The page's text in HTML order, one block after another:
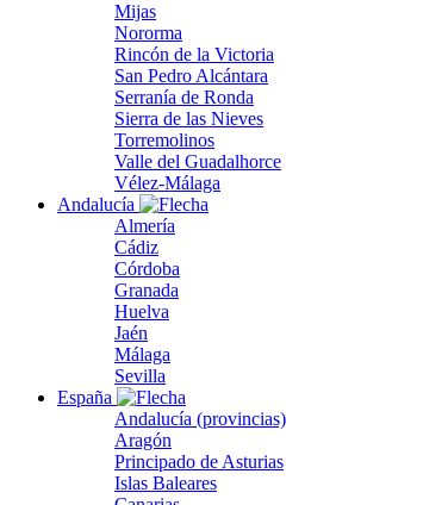
Mijas
Nororma
Rincón de la Victoria
San Pedro Alcántara
Serranía de Ronda
Sierra de las Nieves
Torremolinos
Valle del Guadalhorce
Vélez-Málaga
Andalucía
Almería
Cádiz
Córdoba
Granada
Huelva
Jaén
Málaga
Sevilla
España
Andalucía (provincias)
Aragón
Principado de Asturias
Islas Baleares